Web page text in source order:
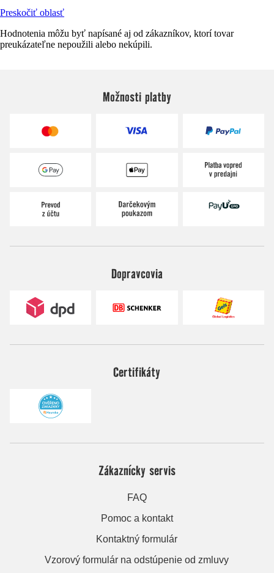
Preskočiť oblasť
Hodnotenia môžu byť napísané aj od zákazníkov, ktorí tovar
preukázateľne nepoužili alebo nekúpili.
Možnosti platby
Dopravcovia
Certifikáty
Zákaznícky servis
FAQ
Pomoc a kontakt
Kontaktný formulár
Vzorový formulár na odstúpenie od zmluvy